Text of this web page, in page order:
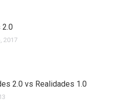
2.0
2017
2.0 vs Realidades 1.0